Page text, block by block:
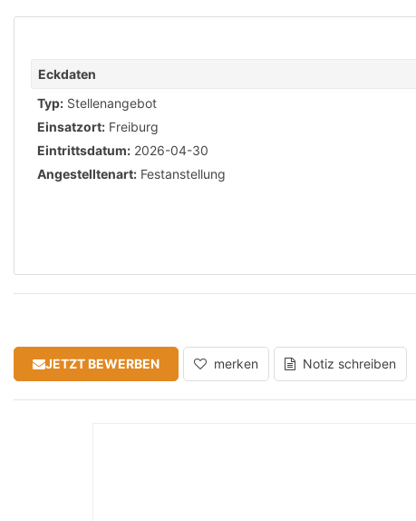
Eckdaten
Typ: Stellenangebot
Einsatzort: Freiburg
Eintrittsdatum: 2026-04-30
Angestelltenart: Festanstellung
JETZT BEWERBEN merken Notiz schreiben